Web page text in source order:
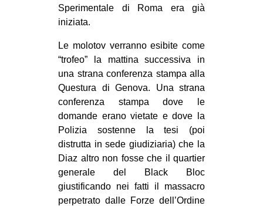
Sperimentale di Roma era già
iniziata.
Le molotov verranno esibite come
“trofeo” la mattina successiva in
una strana conferenza stampa alla
Questura di Genova. Una strana
conferenza stampa dove le
domande erano vietate e dove la
Polizia sostenne la tesi (poi
distrutta in sede giudiziaria) che la
Diaz altro non fosse che il quartier
generale del Black Bloc
giustificando nei fatti il massacro
perpetrato dalle Forze dell’Ordine